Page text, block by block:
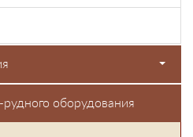
оборудования